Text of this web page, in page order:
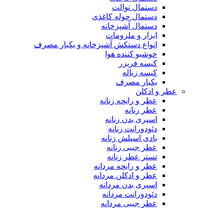
دستمال توالت
دستمال حوله کاغذی
دستمال آشپزخانه
ابزار و ملزومات
انواع دستکش آشپزخانه و یکبار مصرف
خوشبو کننده هوا
کیسه فریزر
کیسه زباله
یکبار مصرف
عطر و ادکلن
عطر و رایحه زنانه
عطر زنانه
اسپری بدن زنانه
دئودورانت زنانه
بادی اسپلش زنانه
عطر جیبی زنانه
تستر عطر زنانه
عطر و رایحه مردانه
عطر و ادکلن مردانه
اسپری بدن مردانه
دئودورانت مردانه
عطر جیبی مردانه